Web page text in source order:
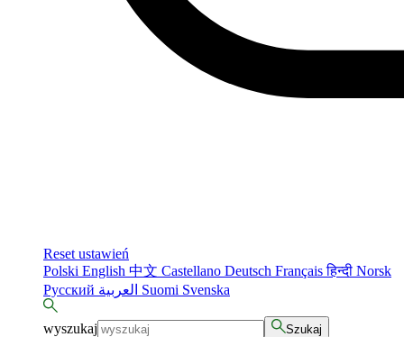
Reset ustawień
Polski English 中文 Castellano Deutsch Françaisहिन्दी Norsk
Русский
Suomi Svenska
wyszukaj Szukaj